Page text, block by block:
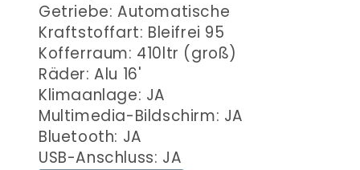
Getriebe: Automatische
Kraftstoffart: Bleifrei 95
Kofferraum: 410ltr (groß)
Räder: Alu 16'
Klimaanlage: JA
Multimedia-Bildschirm: JA
Bluetooth: JA
USB-Anschluss: JA